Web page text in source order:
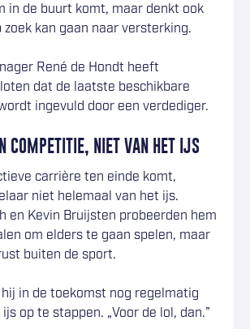
in de buurt komt, maar denkt ook
zoek kan gaan naar versterking.
René de Hondt heeft
dat de laatste beschikbare
ingevuld door een verdediger.
COMPETITIE, NIET VAN HET IJS
carrière ten einde komt,
niet helemaal van het ijs.
en Kevin Bruijsten probeerden hem
om elders te gaan spelen, maar
buiten de sport.
in de toekomst nog regelmatig
op te stappen. „Voor de lol, dan.”